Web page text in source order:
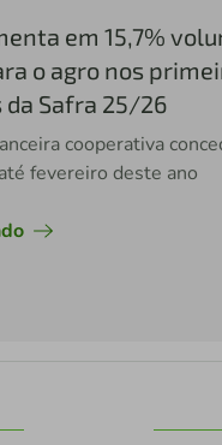
em 15,7%
o agro nos
da Safra 25/26
cooperativa
fevereiro deste ano